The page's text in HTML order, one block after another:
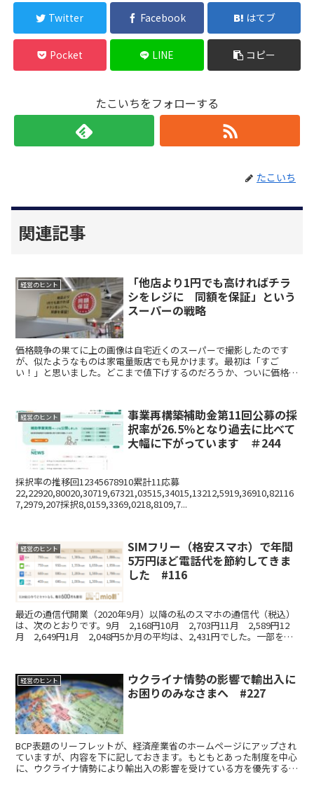
Twitter Facebook はてブ
Pocket LINE コピー
たこいちをフォローする
たこいち
関連記事
経営のヒント
「他店より1円でも高ければチラ
シをレジに 同額を保証」という
スーパーの戦略
価格競争の果てに上の画像は自宅近くのスーパーで撮影したのです
が、似たようなものは家電量販店でも見かけます。最初は「すご
い！」と思いました。どこまで値下げするのだろうか、ついに価格競
経営のヒント
事業再構築補助金第11回公募の採
択率が26.5％となり過去に比べて
大幅に下がっています ＃244
採択率の推移回12345678910累計11応募
22,22920,80020,30719,67321,03515,34015,13212,5919,36910,82116
7,2979,207採択8,0159,3369,0218,8109,7...
経営のヒント
SIMフリー（格安スマホ）で年間
5万円ほど電話代を節約してきま
した #116
最近の通信代開業（2020年9月）以降の私のスマホの通信代（税込）
は、次のとおりです。9月 2,168円10月 2,703円11月 2,589円12
月 2,649円1月 2,048円5か月の平均は、2,431円でした。一部を事
経営のヒント
ウクライナ情勢の影響で輸出入に
お困りのみなさまへ #227
BCP表題のリーフレットが、経済産業省のホームページにアップされ
ていますが、内容を下に記しておきます。もともとあった制度を中心
に、ウクライナ情勢により輸出入の影響を受けている方を優先すると